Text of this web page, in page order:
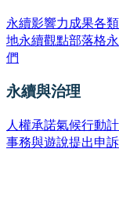
永續影響力成果各
地永續觀點部落格
們
永續與治理
人權承諾氣候行動
事務與遊說提出申訴